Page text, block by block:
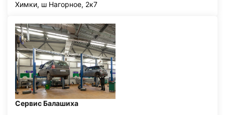
Химки, ш Нагорное, 2к7
Сервис Балашиха